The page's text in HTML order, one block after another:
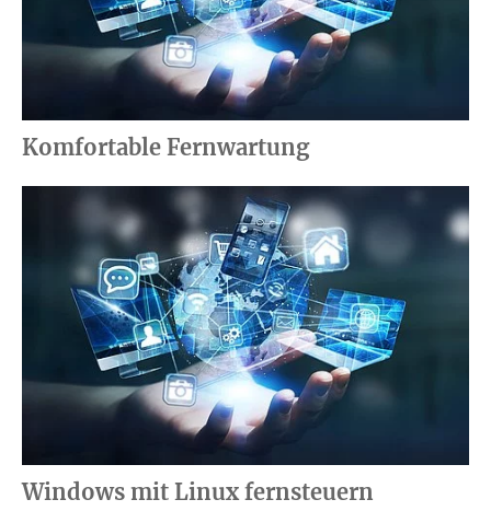
Komfortable Fernwartung
Windows mit Linux fernsteuern